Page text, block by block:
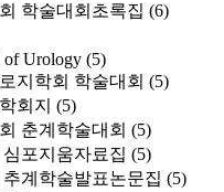
학술대회초록집 (6)
of Urology (5)
지학회 학술대회 (5)
회지 (5)
춘계학술대회 (5)
포지움자료집 (5)
계학술발표논문집 (5)